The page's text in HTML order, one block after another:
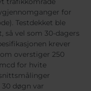
Turkey
Ukraine
Other Europe
Rest of the
world
for
Testdekket ble
så vel som 30-dagers
krever
overstiger 250
for hvite
døgn var